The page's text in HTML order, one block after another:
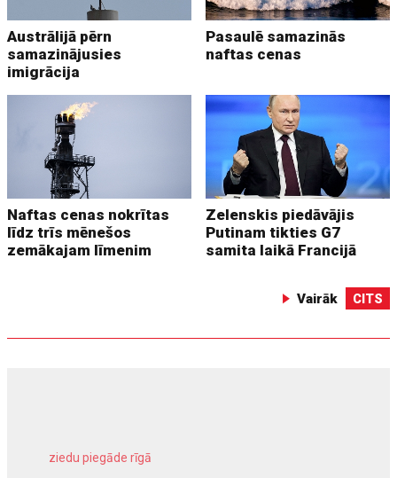
Austrālijā pērn
samazinājusies
imigrācija
Pasaulē samazinās
naftas cenas
Naftas cenas nokrītas
līdz trīs mēnešos
zemākajam līmenim
Zelenskis piedāvājis
Putinam tikties G7
samita laikā Francijā
Vairāk CITS
ziedu piegāde rīgā